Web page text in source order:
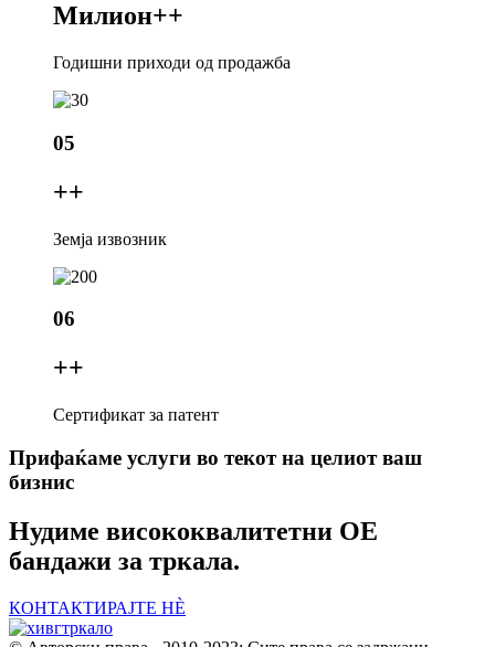
Милион++
Годишни приходи од продажба
05
++
Земја извозник
06
++
Сертификат за патент
Прифаќаме услуги во текот на целиот ваш
бизнис
Нудиме висококвалитетни OE
бандажи за тркала.
КОНТАКТИРАЈТЕ НÈ